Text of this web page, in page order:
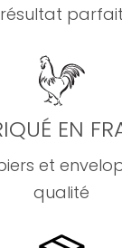
résultat parfait
EN
et
qualité